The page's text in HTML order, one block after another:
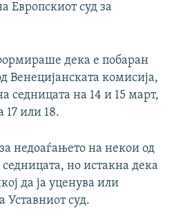
Европскиот суд за
дека е побаран
Венецијанската комисија,
седницата на 14 и 15 март,
17 или 18.
недоаѓањето на некои од
но истакна дека
да ја уценува или
Уставниот суд.